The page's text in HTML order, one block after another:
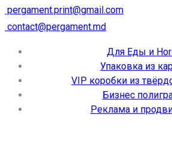
pergament.print@gmail.com
contact@pergament.md
Для Еды и
Упаковка из
VIP коробки из
Бизнес
Реклама и